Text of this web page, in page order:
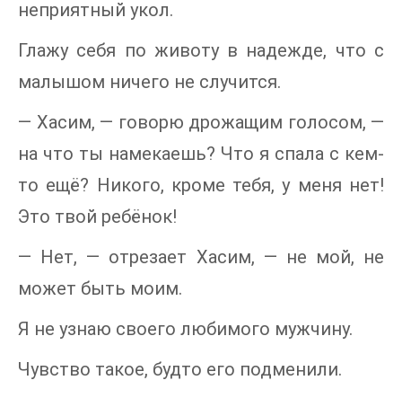
неприятный укол.
Глажу себя по животу в надежде, что с
малышом ничего не случится.
— Хасим, — говорю дрожащим голосом, —
на что ты намекаешь? Что я спала с кем-
то ещё? Никого, кроме тебя, у меня нет!
Это твой ребёнок!
— Нет, — отрезает Хасим, — не мой, не
может быть моим.
Я не узнаю своего любимого мужчину.
Чувство такое, будто его подменили.